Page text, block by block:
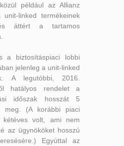
például az Allianz
unit-linked termékeinek
áttért a tartamos
a biztosításpiaci lobbi
jelenleg a unit-linked
A legutóbbi, 2016.
hatályos rendelet a
időszak hosszát 5
meg. (A korábbi piaci
kétéves volt, ami nem
az ügynököket hosszú
Egyúttal az